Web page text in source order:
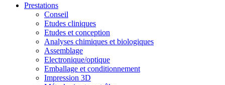
Prestations
Conseil
Etudes cliniques
Etudes et conception
Analyses chimiques et biologiques
Assemblage
Electronique/optique
Emballage et conditionnement
Impression 3D